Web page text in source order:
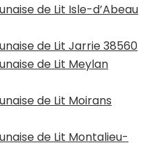
de Lit Isle-d’Abeau
de Lit Jarrie 38560
de Lit Meylan
de Lit Moirans
de Lit Montalieu-